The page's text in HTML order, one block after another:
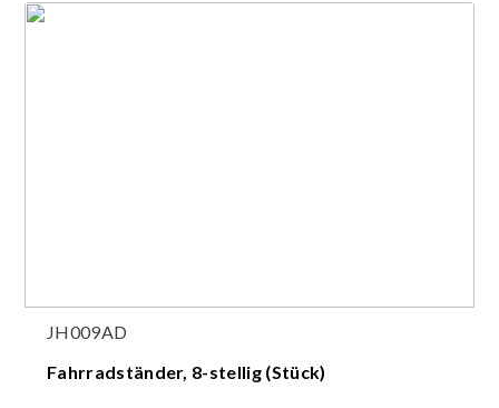
JH009AD
Fahrradständer, 8-stellig (Stück)